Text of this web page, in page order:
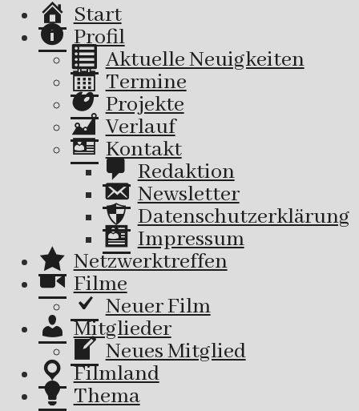
Start
Profil
Aktuelle Neuigkeiten
Termine
Projekte
Verlauf
Kontakt
Redaktion
Newsletter
Datenschutzerklärung
Impressum
Netzwerktreffen
Filme
Neuer Film
Mitglieder
Neues Mitglied
Filmland
Thema